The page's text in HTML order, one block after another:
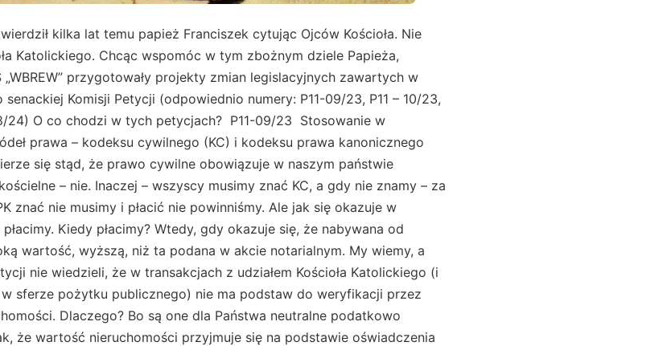
kilka lat temu papież Franciszek cytując Ojców Kościoła. Nie
Katolickiego. Chcąc wspomóc w tym zbożnym dziele Papieża,
przygotowały projekty zmian legislacyjnych zawartych w
Komisji Petycji (odpowiednio numery: P11-09/23, P11 – 10/23,
24) O co chodzi w tych petycjach? P11-09/23 Stosowanie w
prawa – kodeksu cywilnego (KC) i kodeksu prawa kanonicznego
się stąd, że prawo cywilne obowiązuje w naszym państwie
– nie. Inaczej – wszyscy musimy znać KC, a gdy nie znamy – za
znać nie musimy i płacić nie powinniśmy. Ale jak się okazuje w
Kiedy płacimy? Wtedy, gdy okazuje się, że nabywana od
wartość, wyższą, niż ta podana w akcie notarialnym. My wiemy, a
nie wiedzieli, że w transakcjach z udziałem Kościoła Katolickiego (i
sferze pożytku publicznego) nie ma podstaw do weryfikacji przez
Dlaczego? Bo są one dla Państwa neutralne podatkowo
że wartość nieruchomości przyjmuje się na podstawie oświadczenia